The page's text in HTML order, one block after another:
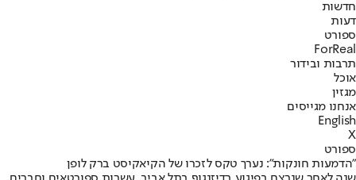
חדשות
דעות
ספורט
ForReal
תרבות ובידור
אוכל
מגזין
אנחנו מגייסים
English
X
ספורט
"הדמעות חונקות": נערך טקס לזכרו של הקיאקיסט ברק לופן